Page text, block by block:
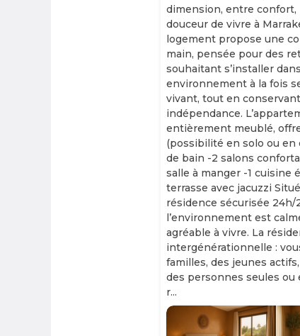
dimension, entre
douceur de vivre à
logement propose une
main, pensée pour des
souhaitant s’installer
environnement à la fois
vivant, tout en
indépendance.
entièrement meublé,
(possibilité en solo ou en
de bain -2 salons
salle à manger -1 cuisine
terrasse avec jacuzzi
résidence sécurisée 24h/
l’environnement est
agréable à vivre. La
intergénérationnelle :
familles, des jeunes
des personnes seules ou
r...
Slide 1 of 11